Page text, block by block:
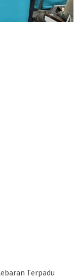
Terpadu